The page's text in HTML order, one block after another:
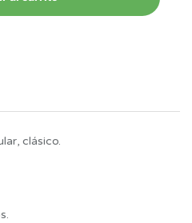
clásico.